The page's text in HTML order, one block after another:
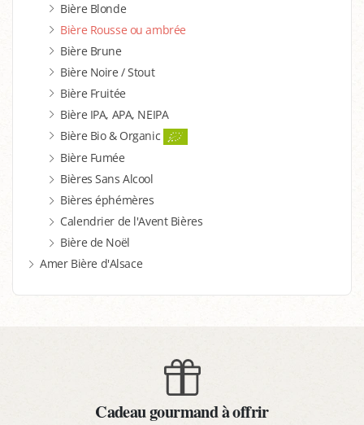
Bière Blonde
Bière Rousse ou ambrée
Bière Brune
Bière Noire / Stout
Bière Fruitée
Bière IPA, APA, NEIPA
Bière Bio & Organic
Bière Fumée
Bières Sans Alcool
Bières éphémères
Calendrier de l'Avent Bières
Bière de Noël
Amer Bière d'Alsace
Cadeau gourmand à offrir